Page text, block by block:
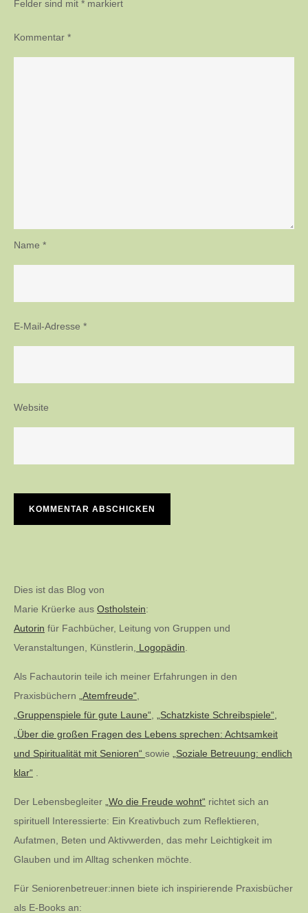
Felder sind mit * markiert
Kommentar *
Name *
E-Mail-Adresse *
Website
Dies ist das Blog von
Marie Krüerke aus Ostholstein:
Autorin für Fachbücher, Leitung von Gruppen und
Veranstaltungen, Künstlerin,
Logopädin
Als Fachautorin teile ich meiner Erfahrungen in den
Praxisbüchern
„Atemfreude“
„Gruppenspiele für gute Laune“
„Schatzkiste Schreibspiele“,
„Über die großen Fragen des Lebens sprechen: Achtsamkeit
und Spiritualität mit Senioren“ sowie
„Soziale Betreuung: endlich
klar“
Der Lebensbegleiter „Wo die Freude wohnt“ richtet sich an
spirituell Interessierte: Ein Kreativbuch zum Reflektieren,
Aufatmen, Beten und Aktivwerden, das mehr Leichtigkeit im
Glauben und im Alltag schenken möchte.
Für Seniorenbetreuer:innen biete ich inspirierende Praxisbücher
als E-Books an: